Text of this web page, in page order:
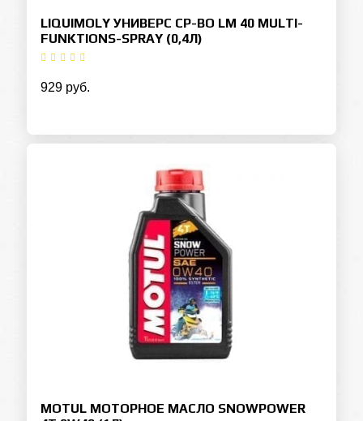
LIQUIMOLY УНИВЕРС СР-ВО LM 40 MULTI-
FUNKTIONS-SPRAY (0,4Л)
929 руб.
MOTUL МОТОРНОЕ МАСЛО SNOWPOWER